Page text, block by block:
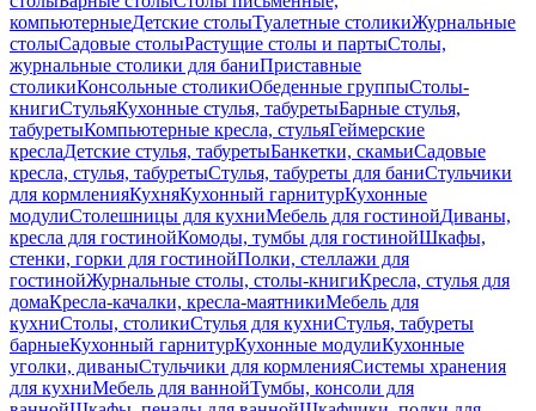
компьютерныеДетские столыТуалетные столикиЖурнальные
столыСадовые столыРастущие столы и партыСтолы,
журнальные столики для баниПриставные
столикиКонсольные столикиОбеденные группыСтолы-
книгиСтульяКухонные стулья, табуретыБарные стулья,
табуретыКомпьютерные кресла, стульяГеймерские
креслаДетские стулья, табуретыБанкетки, скамьиСадовые
кресла, стулья, табуретыСтулья, табуреты для баниСтульчики
для кормленияКухняКухонный гарнитурКухонные
модулиСтолешницы для кухниМебель для гостинойДиваны,
кресла для гостинойКомоды, тумбы для гостинойШкафы,
стенки, горки для гостинойПолки, стеллажи для
гостинойЖурнальные столы, столы-книгиКресла, стулья для
домаКресла-качалки, кресла-маятникиМебель для
кухниСтолы, столикиСтулья для кухниСтулья, табуреты
барныеКухонный гарнитурКухонные модулиКухонные
уголки, диваныСтульчики для кормленияСистемы хранения
для кухниМебель для ваннойТумбы, консоли для